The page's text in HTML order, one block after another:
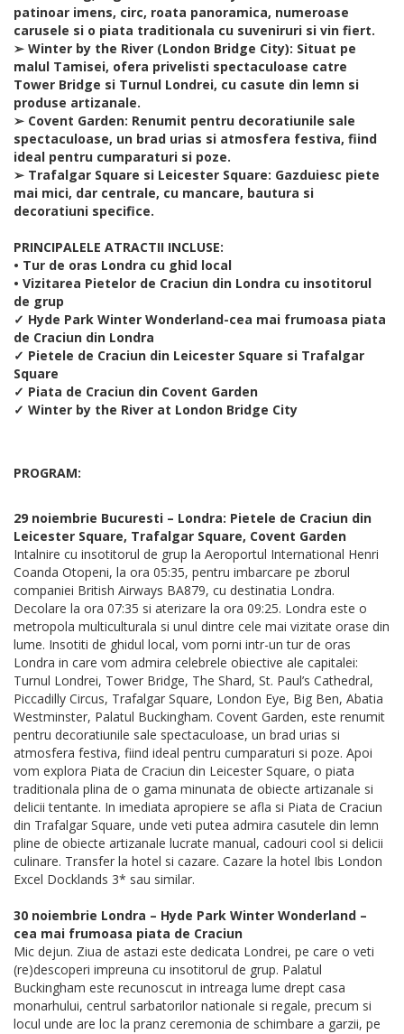
patinoar imens, circ, roata panoramica, numeroase
carusele si o piata traditionala cu suveniruri si vin fiert.
➢ Winter by the River (London Bridge City): Situat pe
malul Tamisei, ofera privelisti spectaculoase catre
Tower Bridge si Turnul Londrei, cu casute din lemn si
produse artizanale.
➢ Covent Garden: Renumit pentru decoratiunile sale
spectaculoase, un brad urias si atmosfera festiva, fiind
ideal pentru cumparaturi si poze.
➢ Trafalgar Square si Leicester Square: Gazduiesc piete
mai mici, dar centrale, cu mancare, bautura si
decoratiuni specifice.
PRINCIPALELE ATRACTII INCLUSE:
• Tur de oras Londra cu ghid local
• Vizitarea Pietelor de Craciun din Londra cu insotitorul
de grup
✓ Hyde Park Winter Wonderland-cea mai frumoasa piata
de Craciun din Londra
✓ Pietele de Craciun din Leicester Square si Trafalgar
Square
✓ Piata de Craciun din Covent Garden
✓ Winter by the River at London Bridge City
PROGRAM:
29 noiembrie Bucuresti – Londra: Pietele de Craciun din
Leicester Square, Trafalgar Square, Covent Garden
Intalnire cu insotitorul de grup la Aeroportul International Henri
Coanda Otopeni, la ora 05:35, pentru imbarcare pe zborul
companiei British Airways BA879, cu destinatia Londra.
Decolare la ora 07:35 si aterizare la ora 09:25. Londra este o
metropola multiculturala si unul dintre cele mai vizitate orase din
lume. Insotiti de ghidul local, vom porni intr-un tur de oras
Londra in care vom admira celebrele obiective ale capitalei:
Turnul Londrei, Tower Bridge, The Shard, St. Paul’s Cathedral,
Piccadilly Circus, Trafalgar Square, London Eye, Big Ben, Abatia
Westminster, Palatul Buckingham. Covent Garden, este renumit
pentru decoratiunile sale spectaculoase, un brad urias si
atmosfera festiva, fiind ideal pentru cumparaturi si poze. Apoi
vom explora Piata de Craciun din Leicester Square, o piata
traditionala plina de o gama minunata de obiecte artizanale si
delicii tentante. In imediata apropiere se afla si Piata de Craciun
din Trafalgar Square, unde veti putea admira casutele din lemn
pline de obiecte artizanale lucrate manual, cadouri cool si delicii
culinare. Transfer la hotel si cazare. Cazare la hotel Ibis London
Excel Docklands 3* sau similar.
30 noiembrie Londra – Hyde Park Winter Wonderland –
cea mai frumoasa piata de Craciun
Mic dejun. Ziua de astazi este dedicata Londrei, pe care o veti
(re)descoperi impreuna cu insotitorul de grup. Palatul
Buckingham este recunoscut in intreaga lume drept casa
monarhului, centrul sarbatorilor nationale si regale, precum si
locul unde are loc la pranz ceremonia de schimbare a garzii, pe